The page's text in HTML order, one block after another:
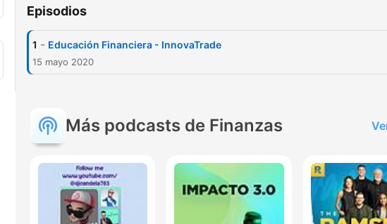
Episodios
1 - Educación Financiera - InnovaTrade
15 mayo 2020
Más podcasts de Finanzas